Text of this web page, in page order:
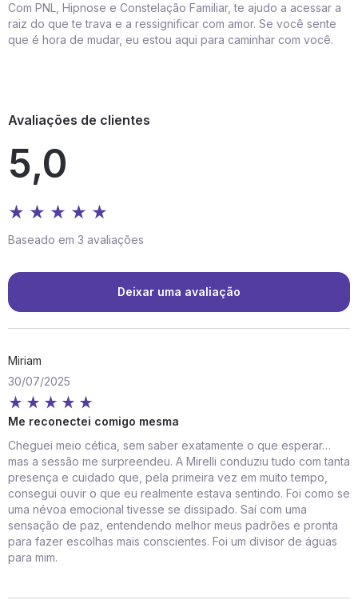
Com PNL, Hipnose e Constelação Familiar, te ajudo a acessar a
raiz do que te trava e a ressignificar com amor. Se você sente
que é hora de mudar, eu estou aqui para caminhar com você.
Avaliações de clientes
5,0
Baseado em 3 avaliações
Deixar uma avaliação
Miriam
30/07/2025
Me reconectei comigo mesma
Cheguei meio cética, sem saber exatamente o que esperar…
mas a sessão me surpreendeu. A Mirelli conduziu tudo com tanta
presença e cuidado que, pela primeira vez em muito tempo,
consegui ouvir o que eu realmente estava sentindo. Foi como se
uma névoa emocional tivesse se dissipado. Saí com uma
sensação de paz, entendendo melhor meus padrões e pronta
para fazer escolhas mais conscientes. Foi um divisor de águas
para mim.